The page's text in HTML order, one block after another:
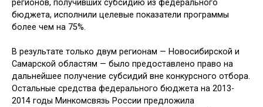
регионов, получивших субсидию из федерального
бюджета, исполнили целевые показатели программы
более чем на 75%.
В результате только двум регионам — Новосибирской и
Самарской областям — было предоставлено право на
дальнейшее получение субсидий вне конкурсного отбора.
Остальные средства федерального бюджета на 2013-
2014 годы Минкомсвязь России предложила